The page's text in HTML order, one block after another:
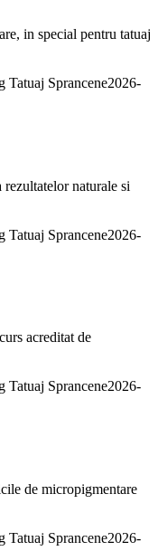
in special pentru tatuaj
Tatuaj Sprancene2026-
naturale si
Tatuaj Sprancene2026-
acreditat de
Tatuaj Sprancene2026-
de micropigmentare
Tatuaj Sprancene2026-